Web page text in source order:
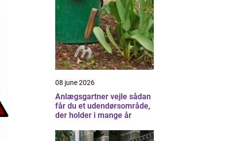
08 june 2026
Anlægsgartner vejle sådan
får du et udendørsområde,
der holder i mange år